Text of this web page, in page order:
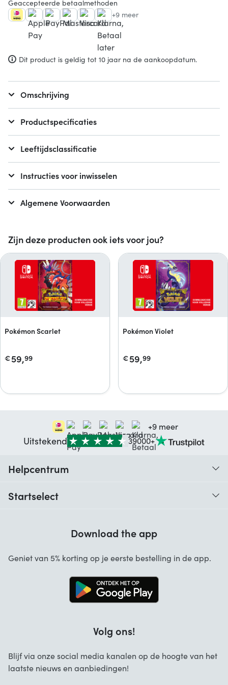
Zijn deze producten ook iets voor jou?
Pokémon Scarlet
€59,99
Pokémon Violet
€59,99
Geaccepteerde betaalmethoden
+9 meer
Dit product is geldig tot 10 jaar na de aankoopdatum.
Omschrijving
Productspecificaties
Leeftijdsclassificatie
Instructies voor inwisselen
Algemene Voorwaarden
+9 meer
Uitstekend 39000+
Helpcentrum
Startselect
Startselect App
Zakelijke Oplossingen
Download the app
Geniet van 5% korting op je eerste bestelling in de app.
Volg ons!
Blijf via onze social media kanalen op de hoogte van het
laatste nieuws en aanbiedingen!